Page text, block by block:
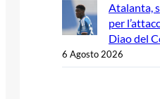
Atalanta,
per
Diao del
6 Agosto 2026